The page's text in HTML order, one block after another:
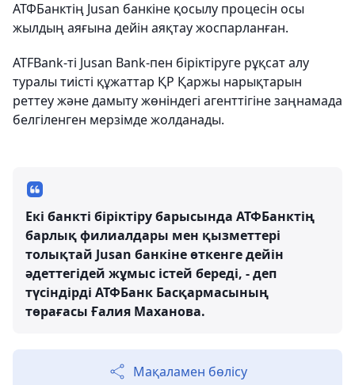
АТФБанктің Jusan банкіне қосылу процесін осы
жылдың аяғына дейін аяқтау жоспарланған.
ATFBank-ті Jusan Bank-пен біріктіруге рұқсат алу
туралы тиісті құжаттар ҚР Қаржы нарықтарын
реттеу және дамыту жөніндегі агенттігіне заңнамада
белгіленген мерзімде жолданады.
Екі банкті біріктіру барысында АТФБанктің
барлық филиалдары мен қызметтері
толықтай Jusan банкіне өткенге дейін
әдеттегідей жұмыс істей береді, - деп
түсіндірді АТФБанк Басқармасының
төрағасы Ғалия Маханова.
Мақаламен бөлісу